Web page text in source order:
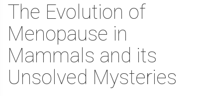
The Evolution of
Menopause in
Mammals and its
Unsolved Mysteries